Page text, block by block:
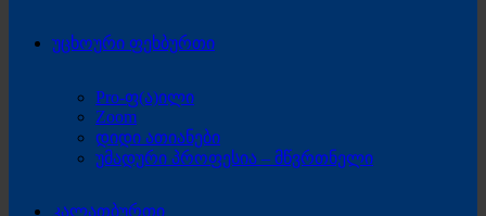
უცხოური ფეხბურთი
Pro-ფ(ა)ილი
Zoom
დიდი ათიანები
უმადური პროფესია – მწვრთნელი
კალათბურთი